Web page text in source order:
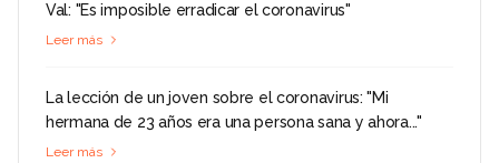
Val: "Es imposible erradicar el coronavirus"
Leer más
La lección de un joven sobre el coronavirus: "Mi
hermana de 23 años era una persona sana y ahora..."
Leer más